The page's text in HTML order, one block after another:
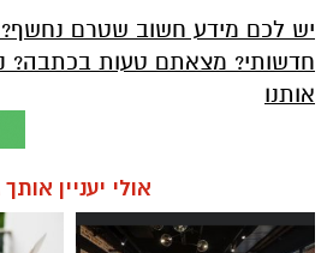
יש לכם מידע חשוב שטרם נחשף?
חדשותי? מצאתם טעות
אותנו
אולי יעניין